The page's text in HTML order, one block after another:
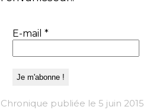
E-mail *
Chronique publiée le 5 juin 2015